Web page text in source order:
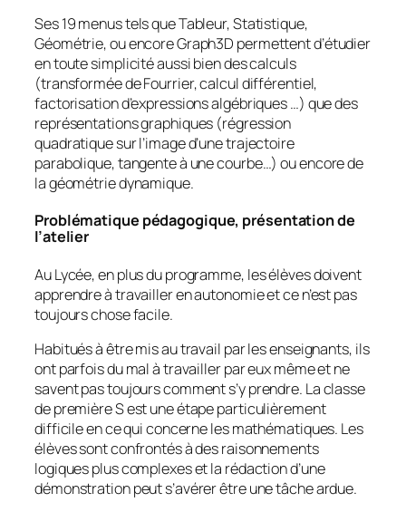
Ses 19 menus tels que Tableur, Statistique,
Géométrie, ou encore Graph3D permettent d’étudier
en toute simplicité aussi bien des calculs
(transformée de Fourrier, calcul différentiel,
factorisation d’expressions algébriques …) que des
représentations graphiques (régression
quadratique sur l’image d’une trajectoire
parabolique, tangente à une courbe…) ou encore de
la géométrie dynamique.
Problématique pédagogique, présentation de
l’atelier
Au Lycée, en plus du programme, les élèves doivent
apprendre à travailler en autonomie et ce n’est pas
toujours chose facile.
Habitués à être mis au travail par les enseignants, ils
ont parfois du mal à travailler par eux même et ne
savent pas toujours comment s’y prendre. La classe
de première S est une étape particulièrement
difficile en ce qui concerne les mathématiques. Les
élèves sont confrontés à des raisonnements
logiques plus complexes et la rédaction d’une
démonstration peut s’avérer être une tâche ardue.